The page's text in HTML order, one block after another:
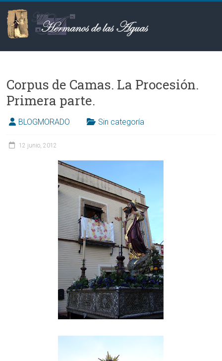
contenido
Hermanos
las
Aguas
Corpus de Camas. La Procesión.
Primera parte‏.
BLOGMORADO Sin categoría
12 junio, 2012